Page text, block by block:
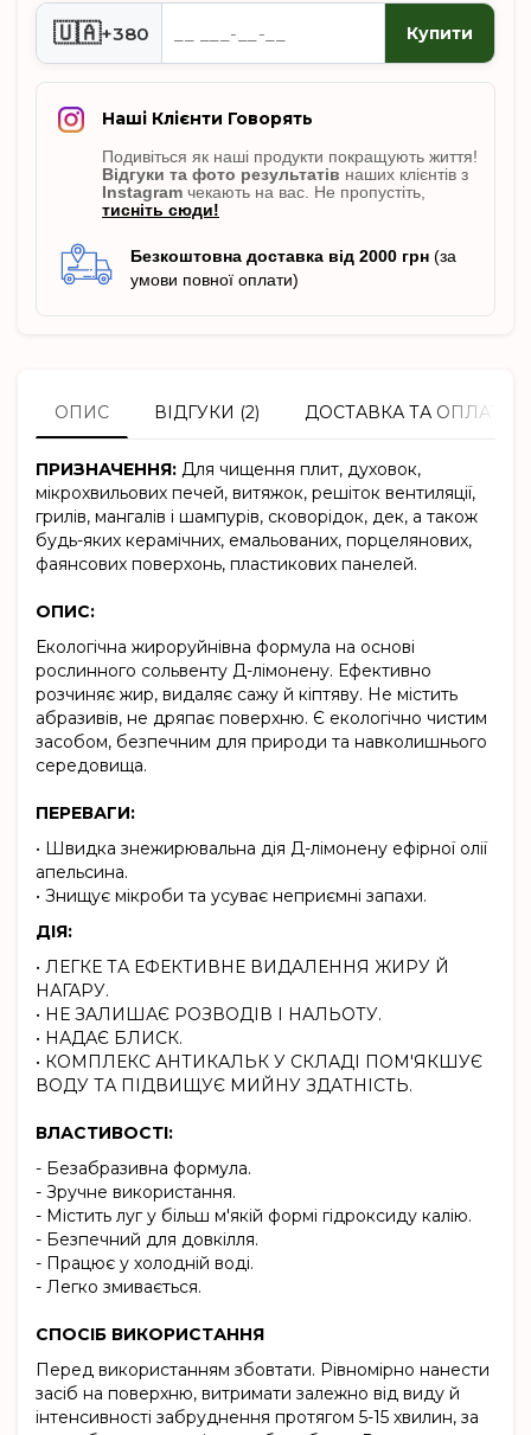
🇺🇦+380 Купити
Наші Клієнти Говорять
Подивіться як наші продукти покращують життя!
Відгуки та фото результатів наших клієнтів з
Instagram чекають на вас. Не пропустіть,
тисніть сюди!
Безкоштовна доставка від 2000 грн (за
умови повної оплати)
ОПИС ВІДГУКИ (2) ДОСТАВКА ТА ОПЛАТА
ПРИЗНАЧЕННЯ: Для чищення плит, духовок,
мікрохвильових печей, витяжок, решіток вентиляції,
грилів, мангалів і шампурів, сковорідок, дек, а також
будь-яких керамічних, емальованих, порцелянових,
фаянсових поверхонь, пластикових панелей.
ОПИС:
Екологічна жироруйнівна формула на основі
рослинного сольвенту Д-лімонену. Ефективно
розчиняє жир, видаляє сажу й кіптяву. Не містить
абразивів, не дряпає поверхню. Є екологічно чистим
засобом, безпечним для природи та навколишнього
середовища.
ПЕРЕВАГИ:
• Швидка знежирювальна дія Д-лімонену ефірної олії
апельсина.
• Знищує мікроби та усуває неприємні запахи.
ДІЯ:
• ЛЕГКЕ ТА ЕФЕКТИВНЕ ВИДАЛЕННЯ ЖИРУ Й
НАГАРУ.
• НЕ ЗАЛИШАЄ РОЗВОДІВ І НАЛЬОТУ.
• НАДАЄ БЛИСК.
• КОМПЛЕКС АНТИКАЛЬК У СКЛАДІ ПОМ'ЯКШУЄ
ВОДУ ТА ПІДВИЩУЄ МИЙНУ ЗДАТНІСТЬ.
ВЛАСТИВОСТІ:
- Безабразивна формула.
- Зручне використання.
- Містить луг у більш м'якій формі гідроксиду калію.
- Безпечний для довкілля.
- Працює у холодній воді.
- Легко змивається.
СПОСІБ ВИКОРИСТАННЯ
Перед використанням збовтати. Рівномірно нанести
засіб на поверхню, витримати залежно від виду й
інтенсивності забруднення протягом 5-15 хвилин, за